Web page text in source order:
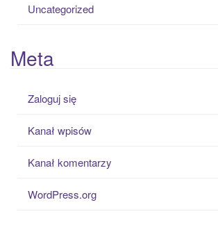
Uncategorized
Meta
Zaloguj się
Kanał wpisów
Kanał komentarzy
WordPress.org